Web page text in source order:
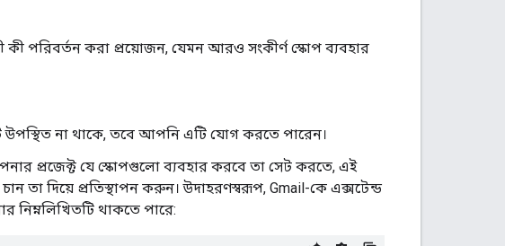
কী পরিবর্তন করা প্রয়োজন, যেমন আরও সংকীর্ণ স্কোপ ব্যবহার
উপস্থিত না থাকে, তবে আপনি এটি যোগ করতে পারেন।
প্রজেক্ট যে স্কোপগুলো ব্যবহার করবে তা সেট করতে, এই
তা দিয়ে প্রতিস্থাপন করুন। উদাহরণস্বরূপ, Gmail-কে এক্সটেন্ড
থাকতে পারে: